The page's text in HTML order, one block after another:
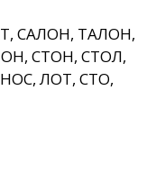
САЛОН, ТАЛОН,
СТОН, СТОЛ,
ЛОТ, СТО,